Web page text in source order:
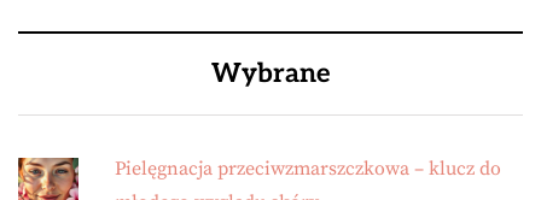
Wybrane
Pielęgnacja przeciwzmarszczkowa – klucz do